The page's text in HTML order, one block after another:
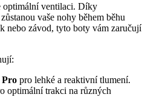
optimální ventilaci. Díky
vaše nohy během běhu
nebo závod, tyto boty vám zaručují
Pro pro lehké a reaktivní tlumení.
optimální trakci na různých